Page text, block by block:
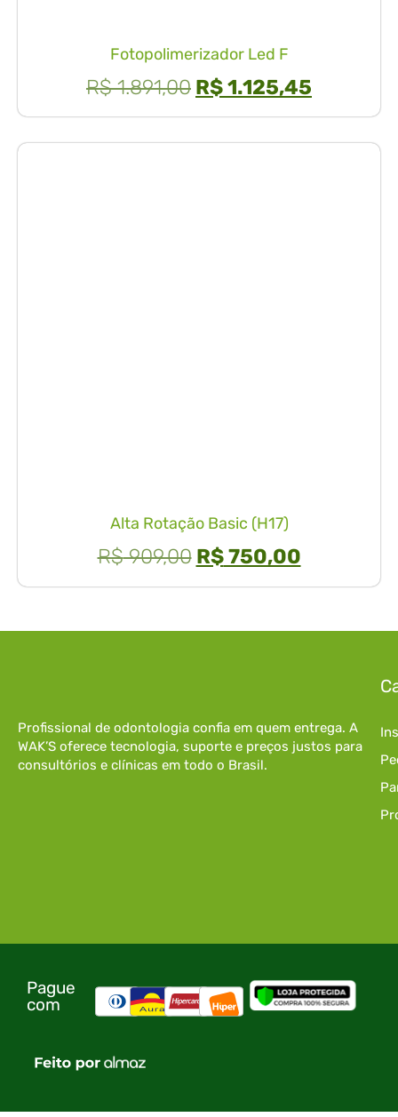
Fotopolimerizador Led F
R$1.891,00 R$1.125,45
Alta Rotação Basic (H17)
R$909,00 R$750,00
Profissional de odontologia confia em quem entrega. A
WAK’S oferece tecnologia, suporte e preços justos para
consultórios e clínicas em todo o Brasil.
Pague
com